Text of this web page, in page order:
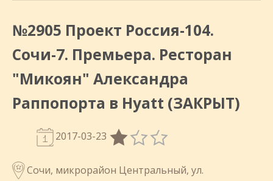
№2905 Проект Россия-104.
Сочи-7. Премьера. Ресторан
"Микоян" Александра
Раппопорта в Hyatt (ЗАКРЫТ)
2017-03-23
Сочи, микрорайон Центральный, ул.